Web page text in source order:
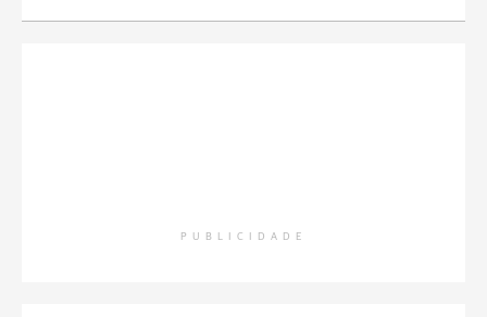
PUBLICIDADE